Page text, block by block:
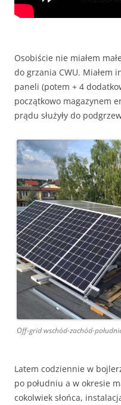
Osobiście nie miałem
do grzania CWU. Miałem
paneli (potem + 4
początkowo magazynem
prądu służyły do
Off-grid wschód-zachód-
Latem codziennie w
po południu a w okresie
cokolwiek słońca,